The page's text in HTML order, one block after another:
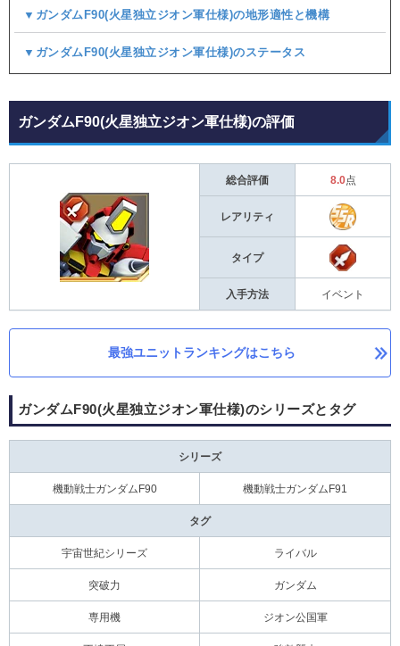
▼ガンダムF90(火星独立ジオン軍仕様)の地形適性と機構
▼ガンダムF90(火星独立ジオン軍仕様)のステータス
ガンダムF90(火星独立ジオン軍仕様)の評価
総合評価 8.0点
レアリティ
タイプ
入手方法 イベント
最強ユニットランキングはこちら
ガンダムF90(火星独立ジオン軍仕様)のシリーズとタグ
シリーズ
機動戦士ガンダムF90 機動戦士ガンダムF91
タグ
宇宙世紀シリーズ ライバル
突破力 ガンダム
専用機 ジオン公国軍